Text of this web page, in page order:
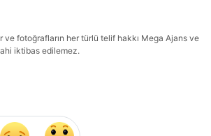
fotoğrafların her türlü telif hakkı Mega Ajans ve
iktibas edilemez.